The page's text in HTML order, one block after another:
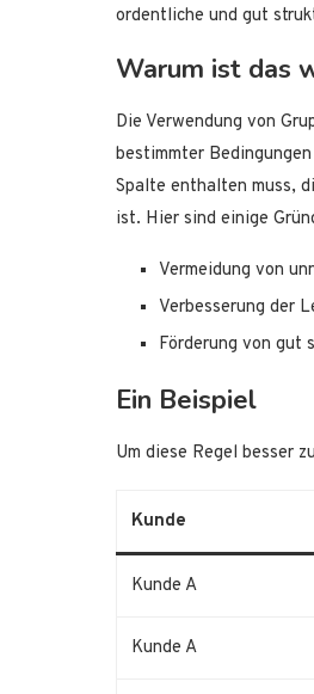
ordentliche und gut
Warum ist das
Die Verwendung von
bestimmter
Spalte enthalten muss,
ist. Hier sind einige
Vermeidung von
Verbesserung der
Förderung von gut
Ein Beispiel
Um diese Regel besser
Kunde
Kunde A
Kunde A